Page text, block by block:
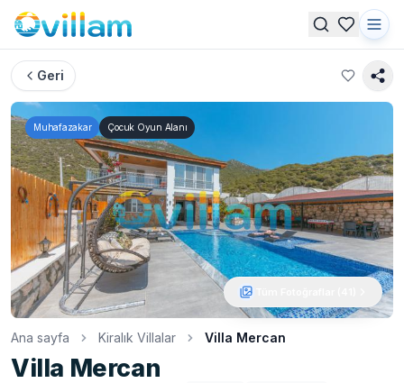
Geri
Muhafazakar Çocuk Oyun Alanı
Ana sayfa Kiralık Villalar Villa Mercan
Villa Mercan